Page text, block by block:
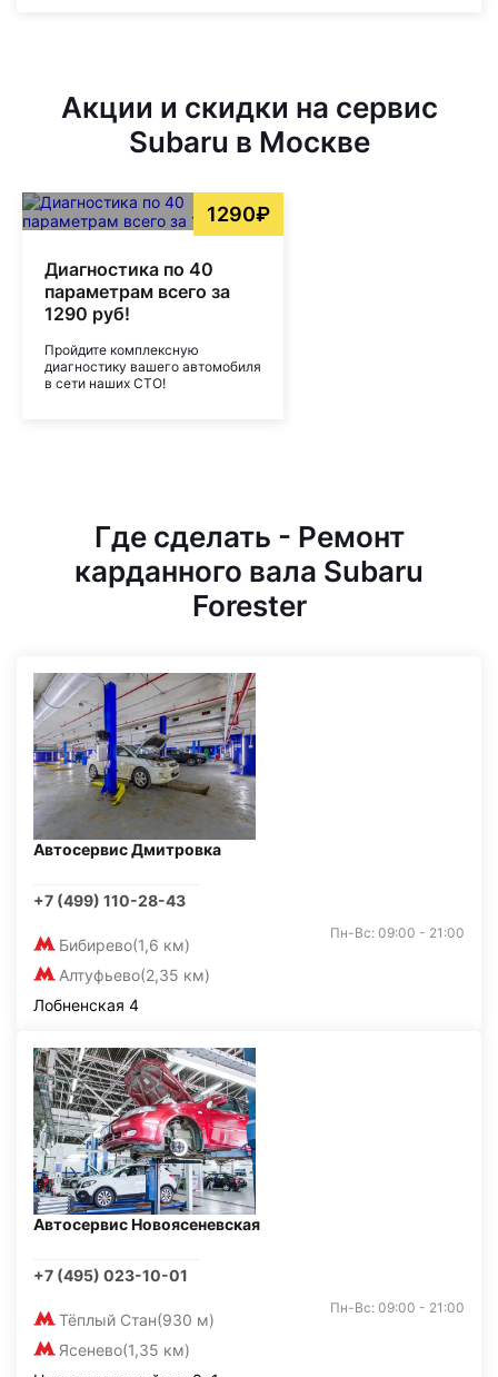
Акции и скидки на сервис
Subaru в Москве
1290₽
Диагностика по 40
параметрам всего за
1290 руб!
Пройдите комплексную
диагностику вашего автомобиля
в сети наших СТО!
Где сделать - Ремонт
карданного вала Subaru
Forester
Автосервис Дмитровка
+7 (499) 110-28-43
Бибирево(1,6 км)
Алтуфьево(2,35 км)
Пн-Вс: 09:00 - 21:00
Лобненская 4
Автосервис Новоясеневская
+7 (495) 023-10-01
Тёплый Стан(930 м)
Ясенево(1,35 км)
Пн-Вс: 09:00 - 21:00